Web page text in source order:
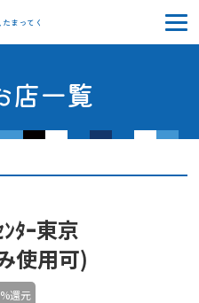
PAY
たまってく
店一覧
ﾝﾀｰ東京
使用可)
還元